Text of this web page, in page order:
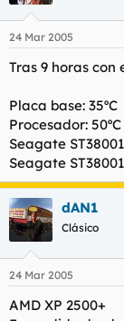
24 Mar 2005
Tras 9 horas con
Placa base: 35ºC
Procesador: 50ºC
Seagate
Seagate
dAN1
Clásico
24 Mar 2005
AMD XP 2500+